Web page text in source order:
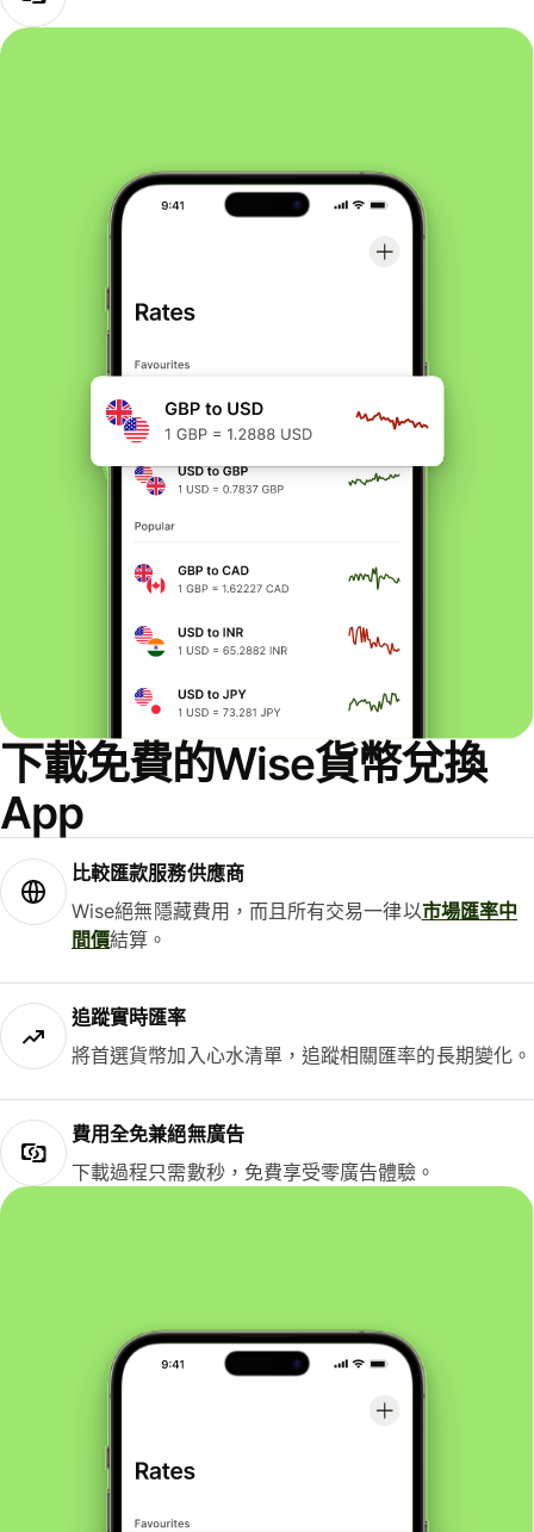
下載免費的Wise貨幣兌換
App
比較匯款服務供應商
Wise絕無隱藏費用，而且所有交易一律以市場匯率中
間價結算。
追蹤實時匯率
將首選貨幣加入心水清單，追蹤相關匯率的長期變化。
費用全免兼絕無廣告
下載過程只需數秒，免費享受零廣告體驗。